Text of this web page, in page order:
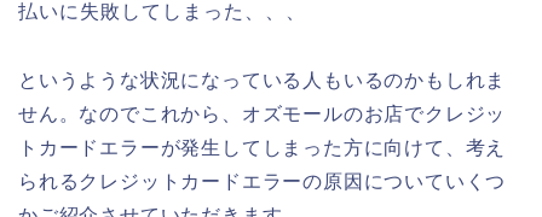
払いに失敗してしまった、、、
というような状況になっている人もいるのかもしれま
せん。なのでこれから、オズモールのお店でクレジッ
トカードエラーが発生してしまった方に向けて、考え
られるクレジットカードエラーの原因についていくつ